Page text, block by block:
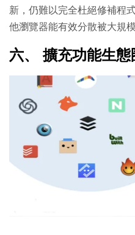
新，仍難以完全杜絕修補程
他瀏覽器能有效分散被大規
六、 擴充功能生